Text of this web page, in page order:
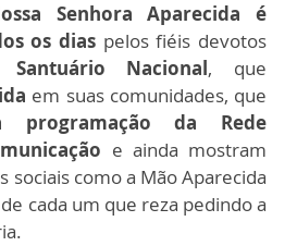
Senhora Aparecida é
os dias pelos fiéis devotos
Nacional, que
em suas comunidades, que
programação da Rede
e ainda mostram
sociais como a Mão Aparecida
cada um que reza pedindo a